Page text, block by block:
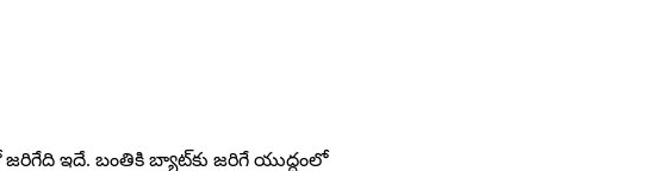
జరిగేది ఇదే. బంతికి బ్యాట్‌కు జరిగే యుద్ధంలో